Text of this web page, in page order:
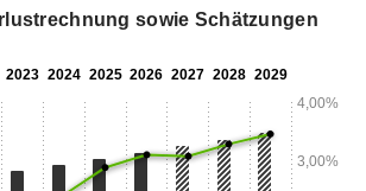
sowie Schätzungen